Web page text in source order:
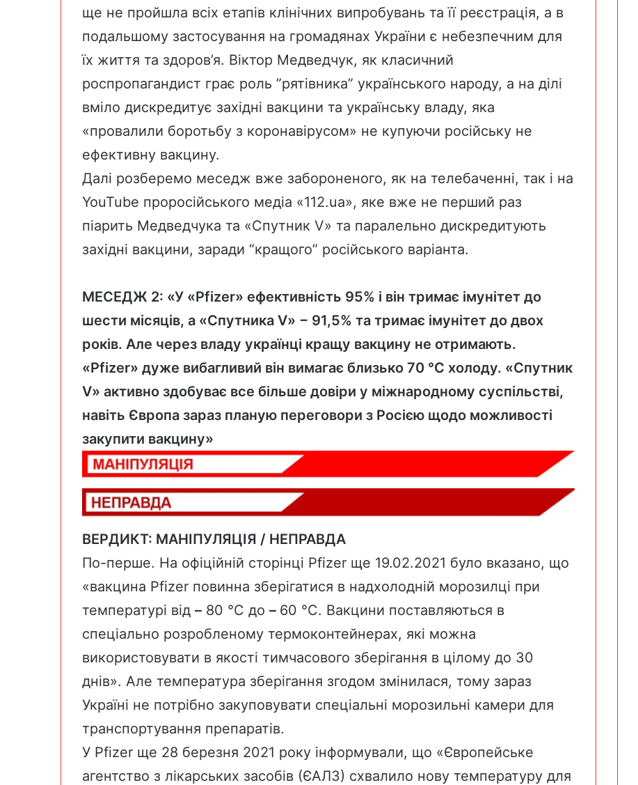
ще не пройшла всіх етапів клінічних випробувань та її реєстрація, а в
подальшому застосування на громадянах України є небезпечним для
їх життя та здоров’я. Віктор Медведчук, як класичний
роспропагандист грає роль ”рятівника” українського народу, а на ділі
вміло дискредитує західні вакцини та українську владу, яка
«провалили боротьбу з коронавірусом» не купуючи російську не
ефективну вакцину.
Далі розберемо меседж вже забороненого, як на телебаченні, так і на
YouTube проросійського медіа «112.ua», яке вже не перший раз
піарить Медведчука та «Cпутник V» та паралельно дискредитують
західні вакцини, заради “кращого” російського варіанта.
МЕСЕДЖ 2: «У «Pfizer» ефективність 95% і він тримає імунітет до
шести місяців, а «Спутника V» − 91,5% та тримає імунітет до двох
років. Але через владу українці кращу вакцину не отримають.
«Pfizer» дуже вибагливий він вимагає близько 70 °C холоду. «Спутник
V» активно здобуває все більше довіри у міжнародному суспільстві,
навіть Європа зараз планую переговори з Росією щодо можливості
закупити вакцину»
ВЕРДИКТ: МАНІПУЛЯЦІЯ / НЕПРАВДА
По-перше. На офіційній сторінці Pfizer ще 19.02.2021 було вказано, що
«вакцина Pfizer повинна зберігатися в надхолодній морозилці при
температурі від – 80 °C до – 60 °C. Вакцини поставляються в
спеціально розробленому термоконтейнерах, які можна
використовувати в якості тимчасового зберігання в цілому до 30
днів». Але температура зберігання згодом змінилася, тому зараз
Україні не потрібно закуповувати спеціальні морозильні камери для
транспортування препаратів.
У Pfizer ще 28 березня 2021 року інформували, що «Європейське
агентство з лікарських засобів (ЄАЛЗ) схвалило нову температуру для